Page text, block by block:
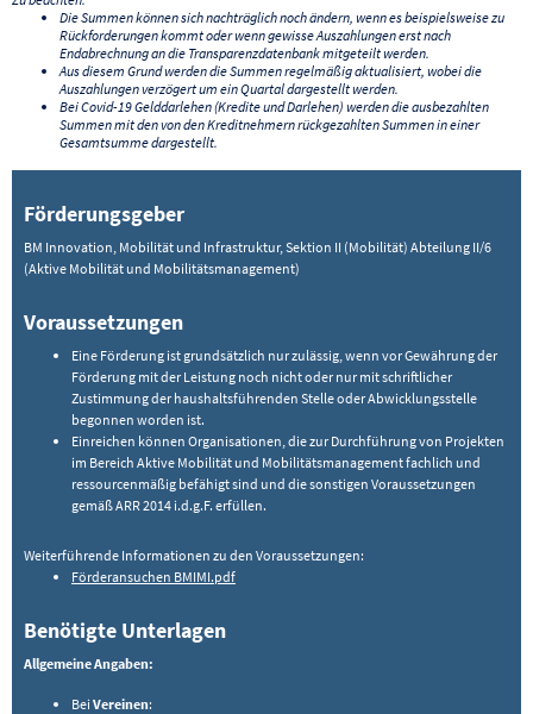
Die Summen können sich nachträglich noch ändern, wenn es beispielsweise zu
Rückforderungen kommt oder wenn gewisse Auszahlungen erst nach
Endabrechnung an die Transparenzdatenbank mitgeteilt werden.
Aus diesem Grund werden die Summen regelmäßig aktualisiert, wobei die
Auszahlungen verzögert um ein Quartal dargestellt werden.
Bei Covid-19 Gelddarlehen (Kredite und Darlehen) werden die ausbezahlten
Summen mit den von den Kreditnehmern rückgezahlten Summen in einer
Gesamtsumme dargestellt.
Förderungsgeber
BM Innovation, Mobilität und Infrastruktur, Sektion II (Mobilität) Abteilung II/6
(Aktive Mobilität und Mobilitätsmanagement)
Voraussetzungen
Eine Förderung ist grundsätzlich nur zulässig, wenn vor Gewährung der
Förderung mit der Leistung noch nicht oder nur mit schriftlicher
Zustimmung der haushaltsführenden Stelle oder Abwicklungsstelle
begonnen worden ist.
Einreichen können Organisationen, die zur Durchführung von Projekten
im Bereich Aktive Mobilität und Mobilitätsmanagement fachlich und
ressourcenmäßig befähigt sind und die sonstigen Voraussetzungen
gemäß ARR 2014 i.d.g.F. erfüllen.
Weiterführende Informationen zu den Voraussetzungen:
Förderansuchen BMIMI.pdf
Benötigte Unterlagen
Allgemeine Angaben:
Bei Vereinen: